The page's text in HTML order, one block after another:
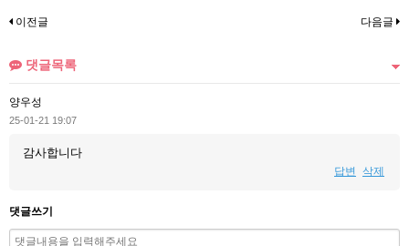
이전글 다음글
댓글목록
양우성
25-01-21 19:07
감사합니다
답변 삭제
댓글쓰기